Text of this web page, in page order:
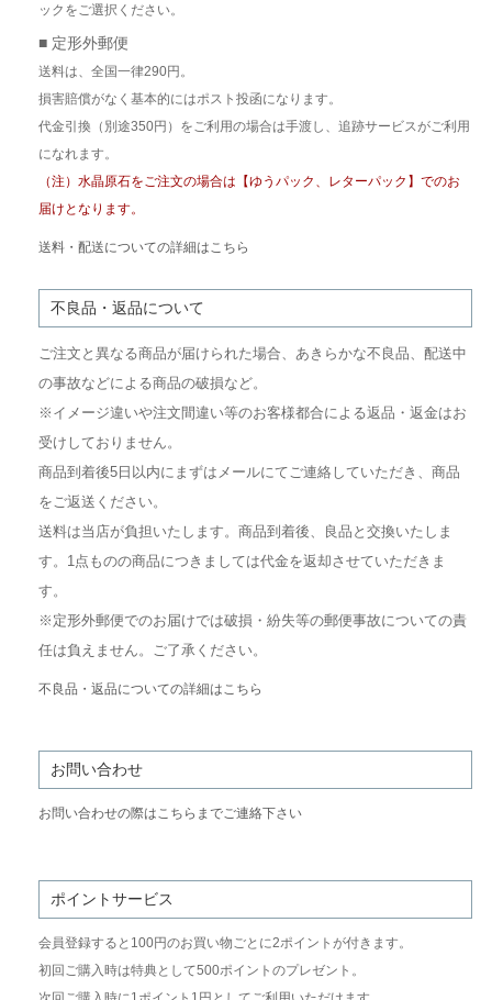
ックをご選択ください。
■ 定形外郵便
送料は、全国一律290円。
損害賠償がなく基本的にはポスト投函になります。
代金引換（別途350円）をご利用の場合は手渡し、追跡サービスがご利用
になれます。
（注）水晶原石をご注文の場合は【ゆうパック、レターパック】でのお
届けとなります。
送料・配送についての詳細はこちら
不良品・返品について
ご注文と異なる商品が届けられた場合、あきらかな不良品、配送中
の事故などによる商品の破損など。
※イメージ違いや注文間違い等のお客様都合による返品・返金はお
受けしておりません。
商品到着後5日以内にまずはメールにてご連絡していただき、商品
をご返送ください。
送料は当店が負担いたします。商品到着後、良品と交換いたしま
す。1点ものの商品につきましては代金を返却させていただきま
す。
※定形外郵便でのお届けでは破損・紛失等の郵便事故についての責
任は負えません。ご了承ください。
不良品・返品についての詳細はこちら
お問い合わせ
お問い合わせの際はこちらまでご連絡下さい
ポイントサービス
会員登録すると100円のお買い物ごとに2ポイントが付きます。
初回ご購入時は特典として500ポイントのプレゼント。